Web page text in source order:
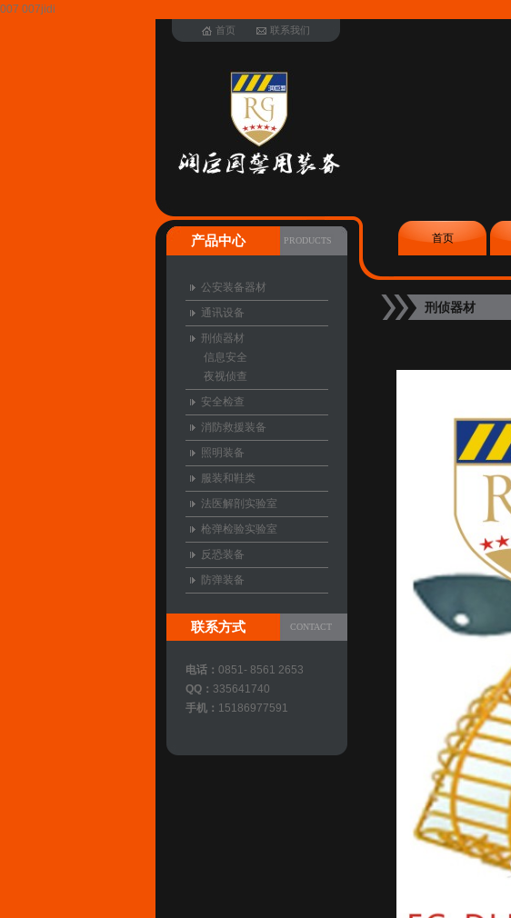
007 007jidi
首页 联系我们
首页
刑侦器材
PRODUCTS
产品中心
公安装备器材
通讯设备
刑侦器材
信息安全
夜视侦查
安全检查
消防救援装备
照明装备
服装和鞋类
法医解剖实验室
枪弹检验实验室
反恐装备
防弹装备
CONTACT
联系方式
电话： 0851- 8561 2653
QQ： 335641740
手机： 15186977591